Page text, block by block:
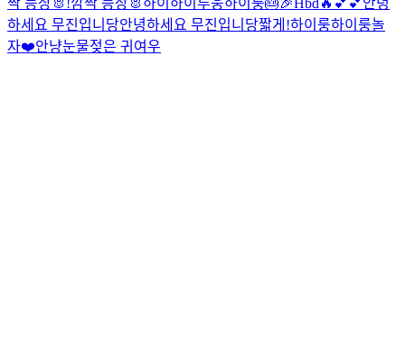
하세요 무진입니당안녕하세요 무진입니당짧게!하이룽하이룽놀
자❤️안냥눈물젖은 귀여우